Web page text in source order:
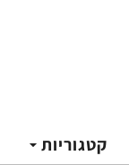
קטגוריות